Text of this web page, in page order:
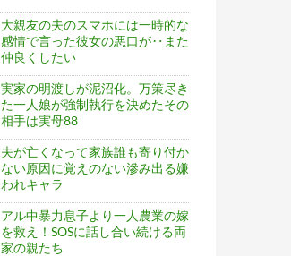
大親友の夫のスマホには一時的な
感情で言った彼女の悪口が‥また
仲良くしたい
実家の明渡しが泥沼化。万策尽き
た一人娘が強制執行を決めたその
相手は実母88
夫が亡くなって家族誰も寄り付か
ない原因に覚えのない滲み出る嫌
われキャラ
アル中暴力息子より一人農業の嫁
を救え！SOSに話し合い続ける両
家の親たち